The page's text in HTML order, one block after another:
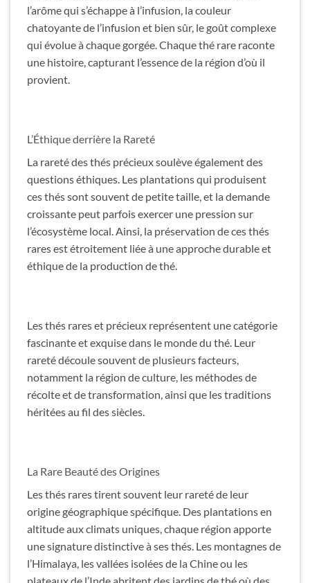
l’arôme qui s’échappe à l’infusion, la couleur
chatoyante de l’infusion et bien sûr, le goût complexe
qui évolue à chaque gorgée. Chaque thé rare raconte
une histoire, capturant l’essence de la région d’où il
provient.
L’Éthique derrière la Rareté
La rareté des thés précieux soulève également des
questions éthiques. Les plantations qui produisent
ces thés sont souvent de petite taille, et la demande
croissante peut parfois exercer une pression sur
l’écosystème local. Ainsi, la préservation de ces thés
rares est étroitement liée à une approche durable et
éthique de la production de thé.
Les thés rares et précieux représentent une catégorie
fascinante et exquise dans le monde du thé. Leur
rareté découle souvent de plusieurs facteurs,
notamment la région de culture, les méthodes de
récolte et de transformation, ainsi que les traditions
héritées au fil des siècles.
La Rare Beauté des Origines
Les thés rares tirent souvent leur rareté de leur
origine géographique spécifique. Des plantations en
altitude aux climats uniques, chaque région apporte
une signature distinctive à ses thés. Les montagnes de
l’Himalaya, les vallées isolées de la Chine ou les